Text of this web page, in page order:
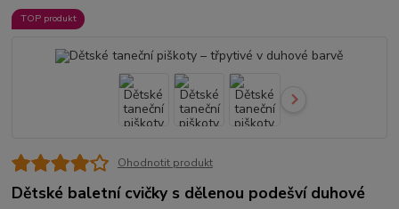
TOP produkt
Ohodnotit produkt
Dětské baletní cvičky s dělenou podešví duhové